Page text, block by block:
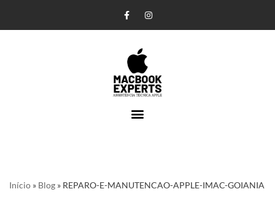
Pular
Início » Blog » REPARO-E-MANUTENCAO-APPLE-IMAC-GOIANIA